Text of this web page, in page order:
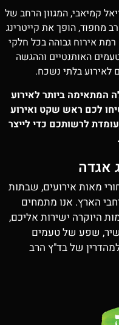
קמיאבי, המגוון הרחב של
מחפוד, הופך את קייטרינג
אירוח גבוהה בכל חלקי
האותנטיים וההגשה
בלתי נשכח.
המתאימה ביותר לאירוע
לכם ראש שקט ואירוע
לרשותכם כדי לייצר
אגדה
מאות אירועים, שבתות
הארץ. אנו מתמחים
היוקרה ישירות אליכם,
שפע של טעמים
של בד"ץ הרב